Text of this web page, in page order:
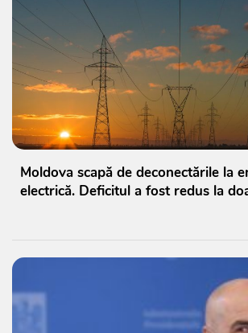
Moldova scapă de deconectările la
electrică. Deficitul a fost redus la